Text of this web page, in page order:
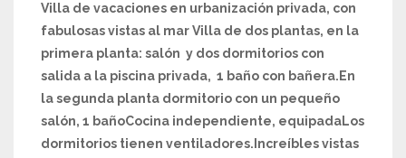
Villa de vacaciones en urbanización privada, con
fabulosas vistas al mar Villa de dos plantas, en la
primera planta: salón y dos dormitorios con
salida a la piscina privada, 1 baño con bañera.En
la segunda planta dormitorio con un pequeño
salón, 1 bañoCocina independiente, equipadaLos
dormitorios tienen ventiladores.Increíbles vistas